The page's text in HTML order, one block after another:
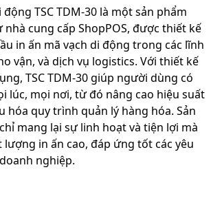
TSC TDM-30 là một sản phẩm
cung cấp ShopPOS, được thiết kế
in ấn mã vạch di động trong các lĩnh
vận, và dịch vụ logistics. Với thiết kế
TSC TDM-30 giúp người dùng có
lúc, mọi nơi, từ đó nâng cao hiệu suất
hóa quy trình quản lý hàng hóa. Sản
mang lại sự linh hoạt và tiện lợi mà
lượng in ấn cao, đáp ứng tốt các yêu
nghiệp.